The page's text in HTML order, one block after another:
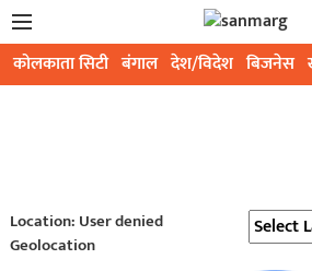
कोलकाता सिटी बंगाल देश/विदेश बिजनेस
Location: User denied
Geolocation